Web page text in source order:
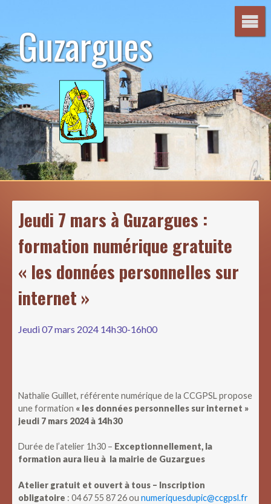
contenuGuzargues
Jeudi 7 mars à Guzargues :
formation numérique gratuite
« les données personnelles sur
internet »
Jeudi 07 mars 2024 14h30-16h00
Nathalie Guillet, référente numérique de la CCGPSL propose
une formation « les données personnelles sur internet »
jeudi 7 mars 2024 à 14h30
Durée de l’atelier 1h30 – Exceptionnellement, la
formation aura lieu à la mairie de Guzargues
Atelier gratuit et ouvert à tous – Inscription
obligatoire : 04 67 55 87 26 ou numeriquesdupic@ccgpsl.fr